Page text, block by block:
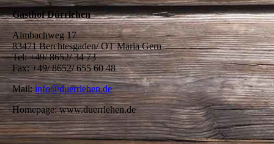
Gasthof Dürrlehen
Almbachweg 17
83471 Berchtesgaden/ OT Maria Gern
Tel: +49/ 8652/ 34 73
Fax: +49/ 8652/ 655 60 48
Mail:info@duerrlehen.de
Homepage: www.duerrlehen.de